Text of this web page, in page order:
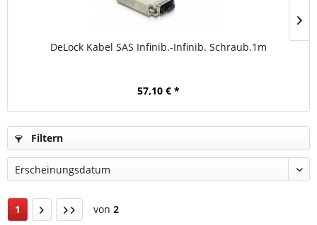
DeLock Kabel SAS Infinib.-Infinib. Schraub.1m
57,10 € *
Filtern
1 von 2